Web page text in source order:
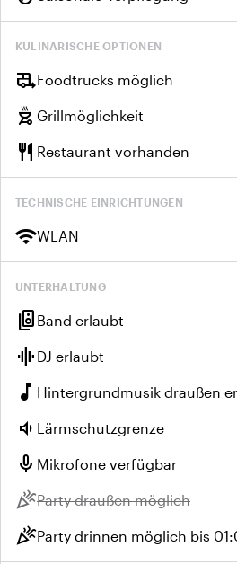
KULINARISCHE OPTIONEN
rv_hookupFoodtrucks möglich
outdoor_grill Grillmöglichkeit
restaurant Restaurant vorhanden
TECHNISCHE EINRICHTUNGEN
wifiWLAN
UNTERHALTUNG
speaker_group Band erlaubt
graphic_eq DJ erlaubt
music_note Hintergrundmusik draußen
volume_down Lärmschutzgrenze
mic Mikrofone verfügbar
celebrationNicht verfügbar:
Party draußen möglich
celebrationParty drinnen möglich bis